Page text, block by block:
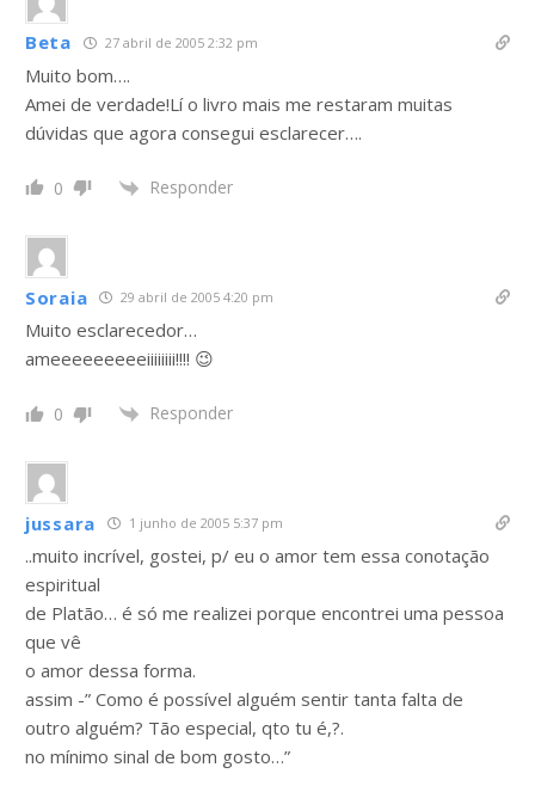
Beta 27 abril de 2005 2:32 pm
Muito bom….
Amei de verdade!Lí o livro mais me restaram muitas
dúvidas que agora consegui esclarecer….
0 Responder
Soraia 29 abril de 2005 4:20 pm
Muito esclarecedor…
ameeeeeeeeeiiiiiiii!!!! 😉
0 Responder
jussara 1 junho de 2005 5:37 pm
..muito incrível, gostei, p/ eu o amor tem essa conotação
espiritual
de Platão… é só me realizei porque encontrei uma pessoa
que vê
o amor dessa forma.
assim -” Como é possível alguém sentir tanta falta de
outro alguém? Tão especial, qto tu é,?.
no mínimo sinal de bom gosto…”